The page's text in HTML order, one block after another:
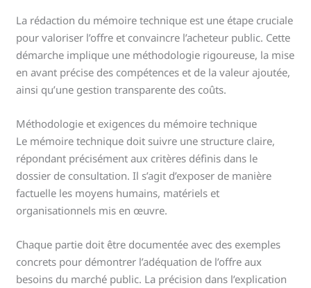
La rédaction du mémoire technique est une étape cruciale
pour valoriser l’offre et convaincre l’acheteur public. Cette
démarche implique une méthodologie rigoureuse, la mise
en avant précise des compétences et de la valeur ajoutée,
ainsi qu’une gestion transparente des coûts.
Méthodologie et exigences du mémoire technique
Le mémoire technique doit suivre une structure claire,
répondant précisément aux critères définis dans le
dossier de consultation. Il s’agit d’exposer de manière
factuelle les moyens humains, matériels et
organisationnels mis en œuvre.
Chaque partie doit être documentée avec des exemples
concrets pour démontrer l’adéquation de l’offre aux
besoins du marché public. La précision dans l’explication